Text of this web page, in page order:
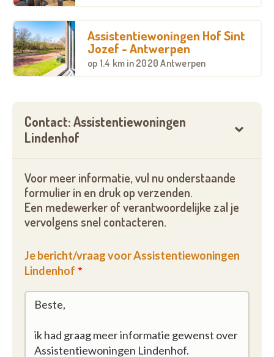
Wilt u meer weten over assistentiewoningen
Lindenhof?
Interesse in onze overige troeven,
kijkje op onze website.
U vindt alle gegevens hieronder terug.
Assistentiewoningen Hof Sint
Jozef - Antwerpen
op 1.4 km in 2020 Antwerpen
Contact: Assistentiewoningen
Lindenhof
Voor meer informatie, vul nu onderstaande
formulier in en druk op verzenden.
Een medewerker of verantwoordelijke zal je
vervolgens snel contacteren.
Je bericht/vraag voor Assistentiewoningen
Lindenhof